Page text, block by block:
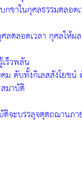
ขาในกุศลธรรมตลอด
ลตลอดเวลา กุศลให้ผ
ร็วพลัน
ม ดับทั้งกิเลสสังโยช
มาบัติ
ติจะบรรลุจตุตถฌานภา